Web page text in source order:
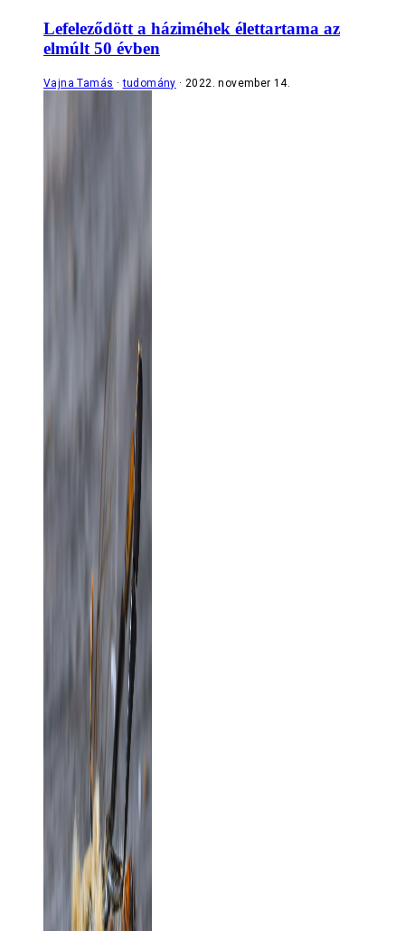
Lefeleződött a háziméhek élettartama az
elmúlt 50 évben
Vajna Tamás tudomány 2022. november 14.